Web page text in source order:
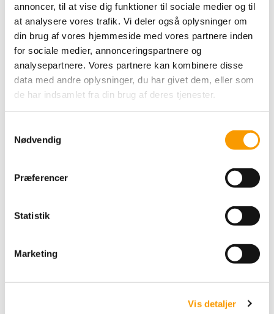
annoncer, til at vise dig funktioner til sociale medier og til
at analysere vores trafik. Vi deler også oplysninger om
din brug af vores hjemmeside med vores partnere inden
for sociale medier, annonceringspartnere og
analysepartnere. Vores partnere kan kombinere disse
data med andre oplysninger, du har givet dem, eller som
de har indsamlet fra din brug af deres tjenester.
Nødvendig
Præferencer
Statistik
Marketing
Vis detaljer
Kits - Forårsblomst
183,00 DKK